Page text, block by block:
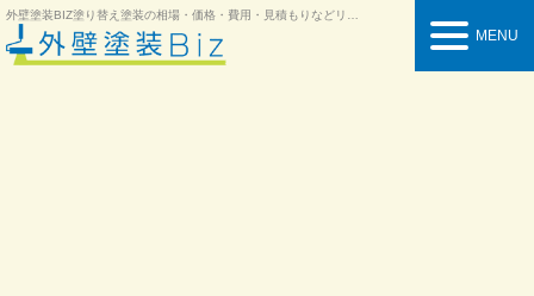
外壁塗装BIZ塗り替え塗装の相場・価格・費用・見積もりなどリフォーム情報を紹介
MENU